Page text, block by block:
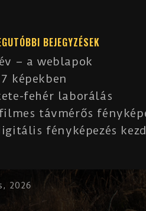
BEJEGYZÉSEK
– a weblapok
képekben
fehér laborálás
távmérős
fényképezés
2026